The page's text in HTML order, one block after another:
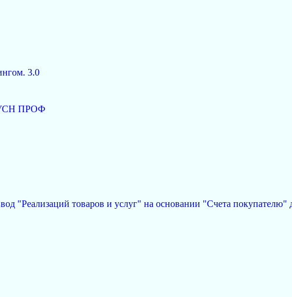
3.0
УСН ПРОФ
"Реализаций товаров и услуг" на основании "Счета покупателю"